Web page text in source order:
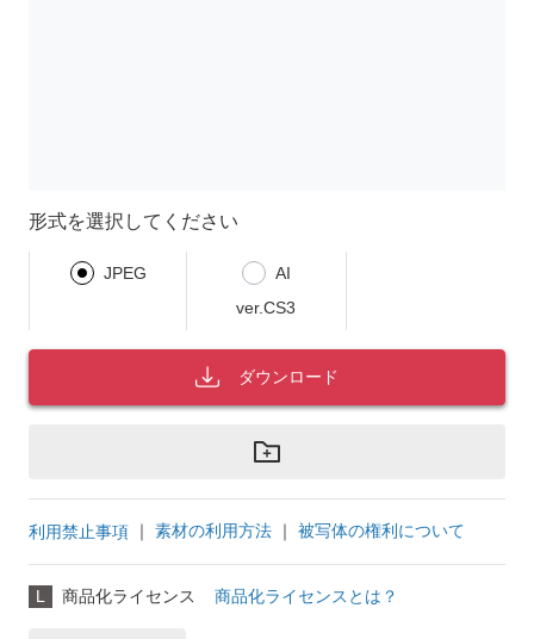
形式を選択してください
JPEG
AI
ver.CS3
ダウンロード
利用禁止事項 ｜ 素材の利用方法 ｜ 被写体の権利について
L 商品化ライセンス 商品化ライセンスとは？